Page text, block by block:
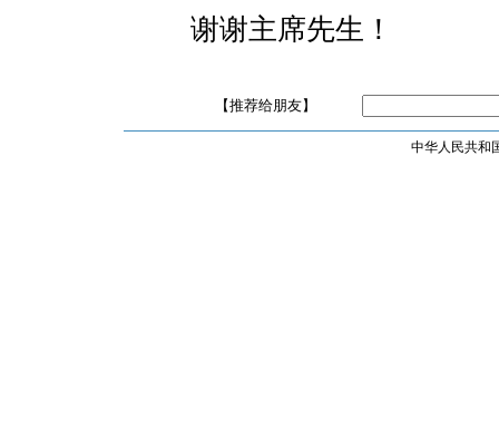
谢谢主席先生！
【推荐给朋友】
中华人民共和